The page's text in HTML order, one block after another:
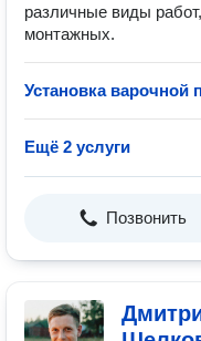
различные виды
монтажных.
Установка варочной
Ещё 2 услуги
Позвонить